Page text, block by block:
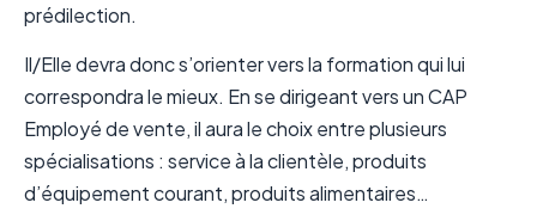
prédilection.
Il/Elle devra donc s’orienter vers la formation qui lui
correspondra le mieux. En se dirigeant vers un CAP
Employé de vente, il aura le choix entre plusieurs
spécialisations : service à la clientèle, produits
d’équipement courant, produits alimentaires…